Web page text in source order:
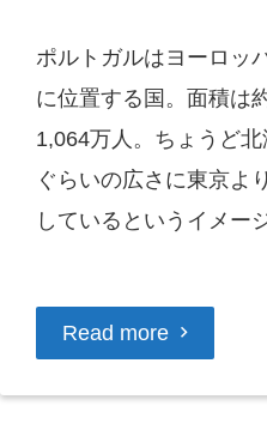
ポルトガルはヨーロッ
に位置する国。面積は
1,064万人。ちょうど
ぐらいの広さに東京よ
しているというイメー
Read more